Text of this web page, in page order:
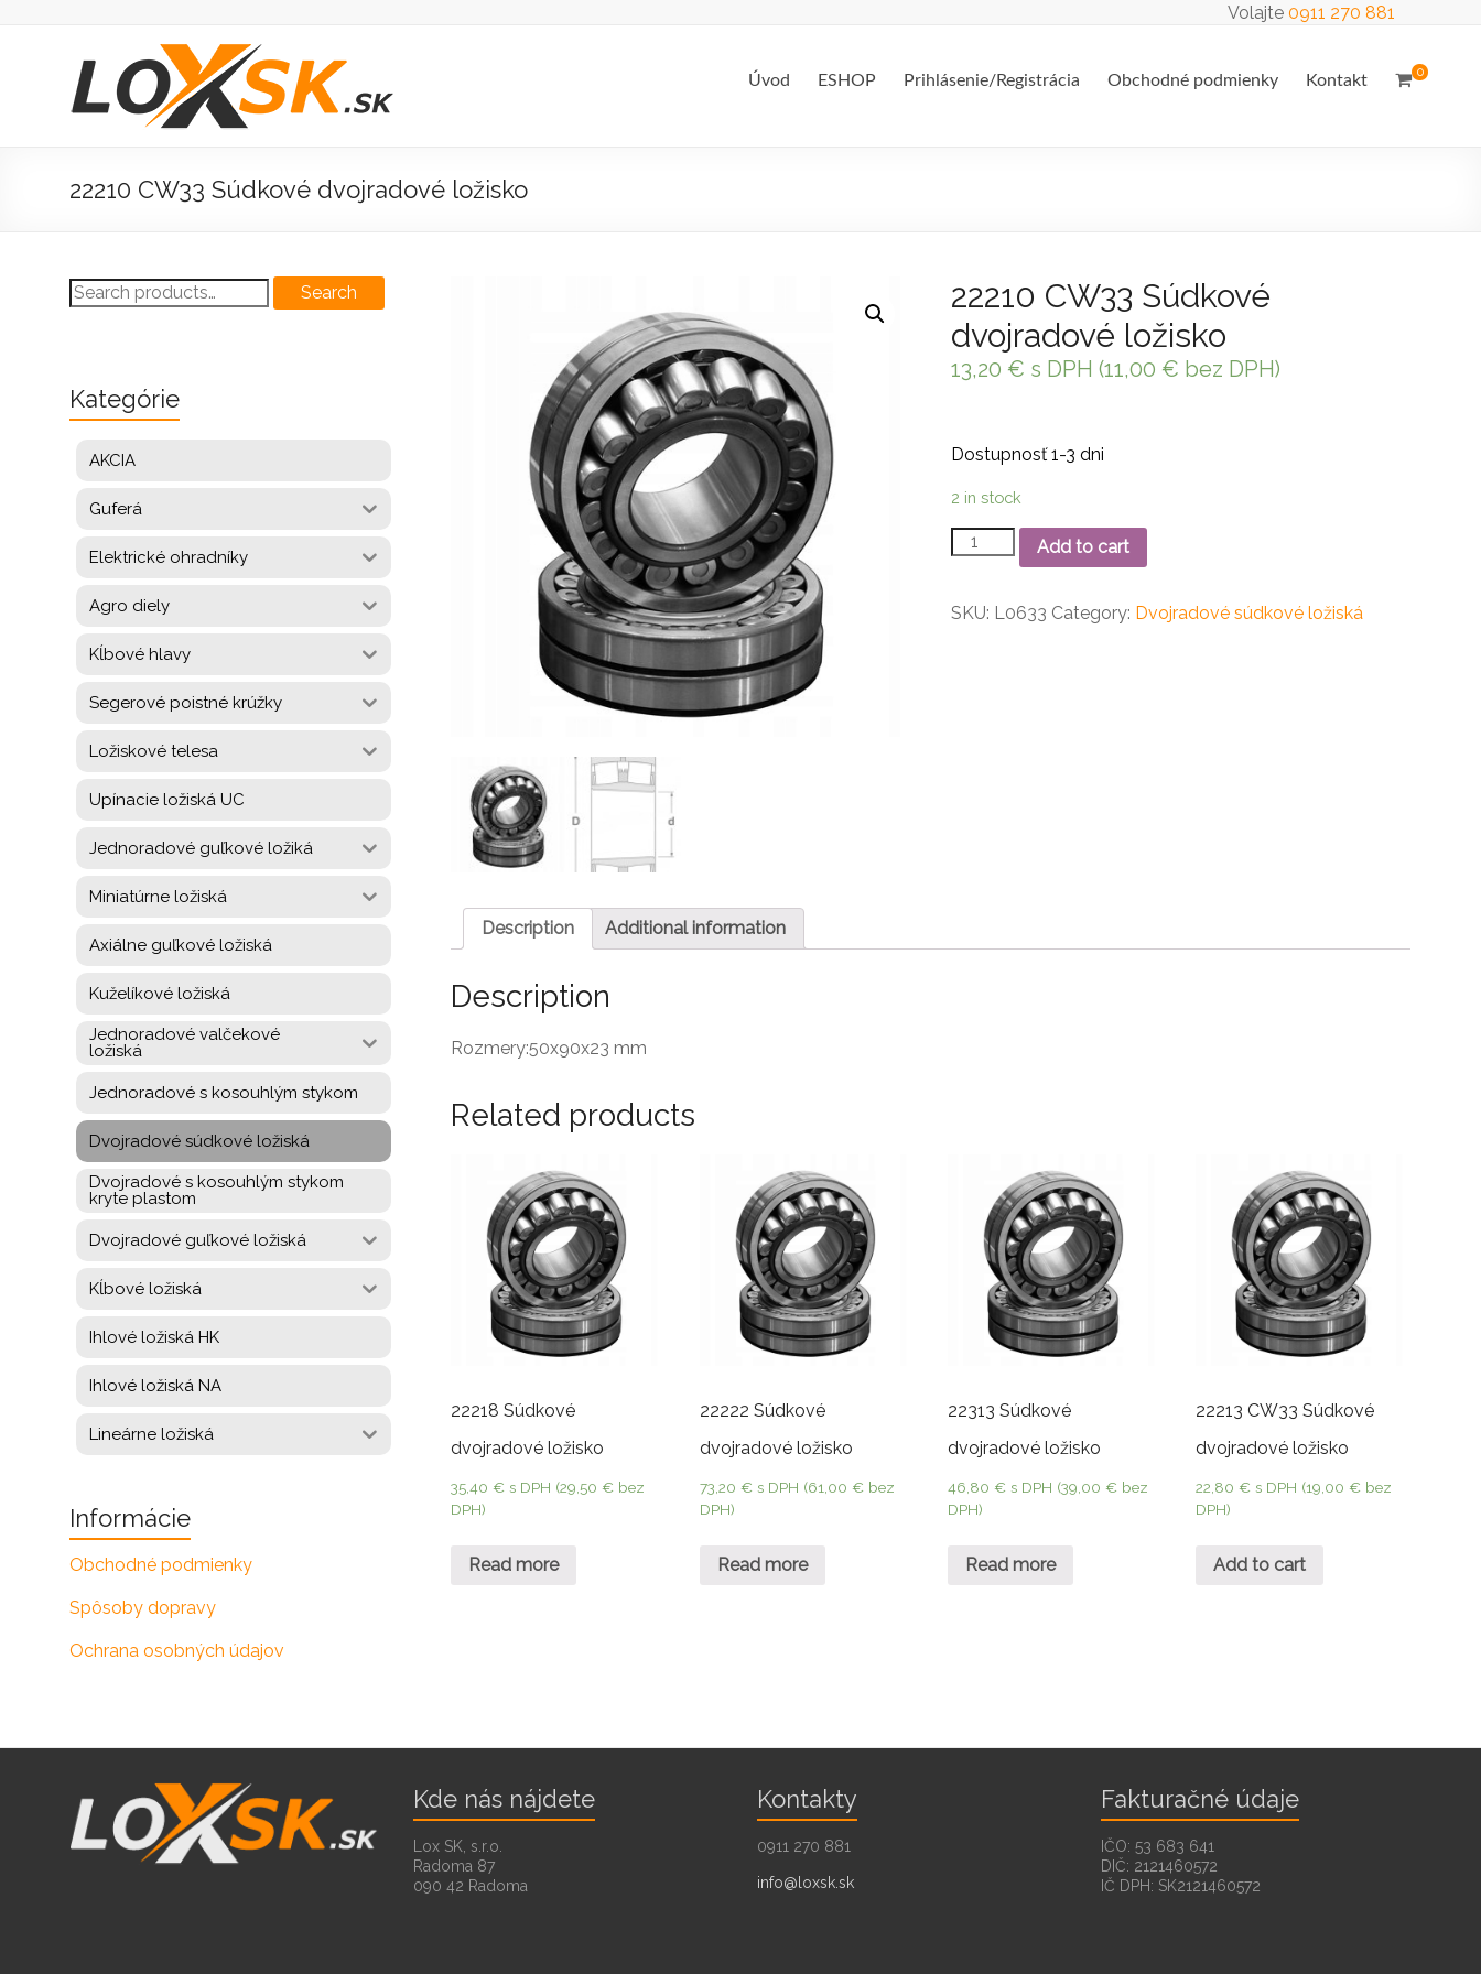
Volajte 0911 270 881
Loxsk
predaj
0
Úvod ESHOP Prihlásenie/Registrácia Obchodné podmienky Kontakt
22210 CW33 Súdkové dvojradové ložisko
22210 CW33 Súdkové
dvojradové ložisko
13,20 € s DPH (11,00 € bez DPH)
Dostupnosť 1-3 dni
2 in stock
22210
CW33
dvojradové
Add to cart
SKU: L0633 Category: Dvojradové súdkové ložiská
Description Additional information
Description
Rozmery:50x90x23 mm
Related products
22218 Súdkové
dvojradové ložisko
35,40€ s DPH (29,50€ bez
DPH)
Read more
22222 Súdkové
dvojradové ložisko
73,20 € s DPH (61,00 €bez
DPH)
Read more
22313 Súdkové
dvojradové ložisko
46,80 € s DPH (39,00 €bez
DPH)
Read more
22213 CW33 Súdkové
dvojradové ložisko
22,80€ s DPH (19,00€ bez
DPH)
Add to cart
Search
for:
Search
Kategórie
AKCIA
Guferá
Elektrické ohradníky
Agro diely
Kĺbové hlavy
Segerové poistné krúžky
Ložiskové telesa
Upínacie ložiská UC
Jednoradové guľkové ložiká
Miniatúrne ložiská
Axiálne guľkové ložiská
Kuželíkové ložiská
Jednoradové valčekové
ložiská
Jednoradové s kosouhlým stykom
Dvojradové súdkové ložiská
Dvojradové s kosouhlým stykom
kryte plastom
Dvojradové guľkové ložiská
Kĺbové ložiská
Ihlové ložiská HK
Ihlové ložiská NA
Lineárne ložiská
Informácie
Obchodné podmienky
Spôsoby dopravy
Ochrana osobných údajov
Kde nás nájdete
Lox SK, s.r.o.
Radoma 87
090 42 Radoma
Kontakty
0911 270 881
info@loxsk.sk
Fakturačné údaje
IČO: 53 683 641
DIČ: 2121460572
IČ DPH: SK2121460572